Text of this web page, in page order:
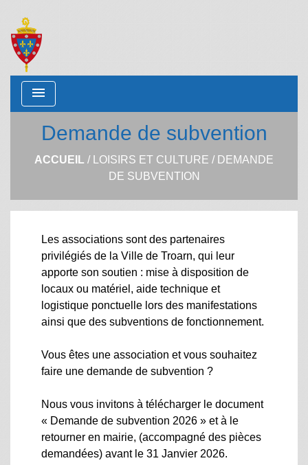
menu
Demande de subvention
ACCUEIL / LOISIRS ET CULTURE / DEMANDE
DE SUBVENTION
Les associations sont des partenaires
privilégiés de la Ville de Troarn, qui leur
apporte son soutien : mise à disposition de
locaux ou matériel, aide technique et
logistique ponctuelle lors des manifestations
ainsi que des subventions de fonctionnement.
Vous êtes une association et vous souhaitez
faire une demande de subvention ?
Nous vous invitons à télécharger le document
« Demande de subvention 2026 » et à le
retourner en mairie, (accompagné des pièces
demandées) avant le 31 Janvier 2026.